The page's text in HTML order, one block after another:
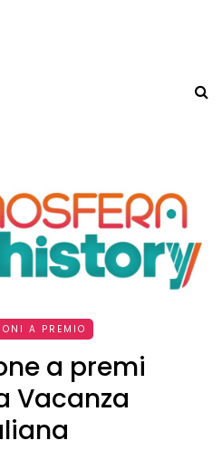
A PREMIO
a premi
Vacanza